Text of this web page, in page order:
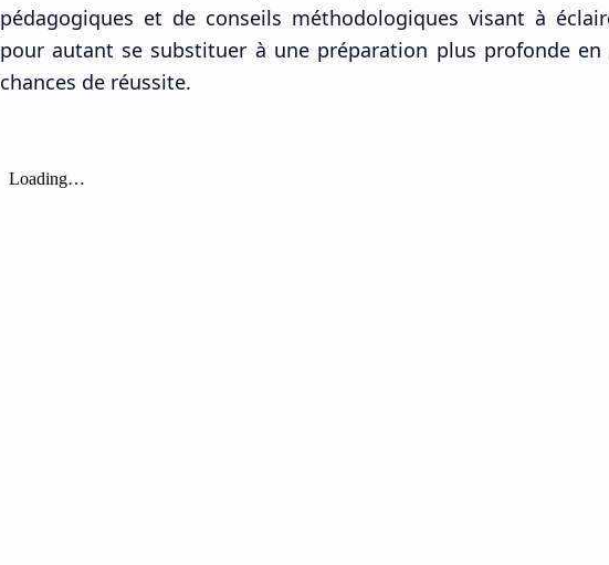
pédagogiques et de conseils méthodologiques visant à
pour autant se substituer à une préparation plus profonde en
chances de réussite.